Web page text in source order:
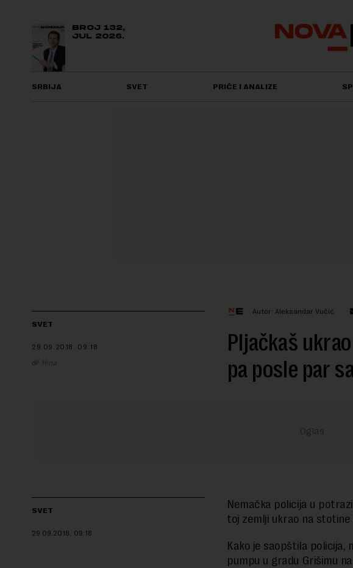
BROJ 132,
JUL 2026.
SRBIJA SVET PRIČE I ANALIZE
SVET
29.09.2018. 09:18
Hina
Autor: Aleksandar Vučić
Pljačkaš
pa posle par
SVET
29.09.2018. 09:18
Nemačka policija u
toj zemlji ukrao na
Kako je saopštila policija,
pumpu u gradu Grišimu